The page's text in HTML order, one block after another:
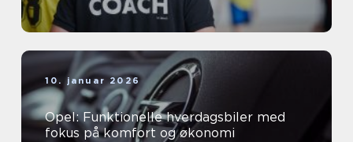
10. januar 2026
Opel: Funktionelle hverdagsbiler med
fokus på komfort og økonomi